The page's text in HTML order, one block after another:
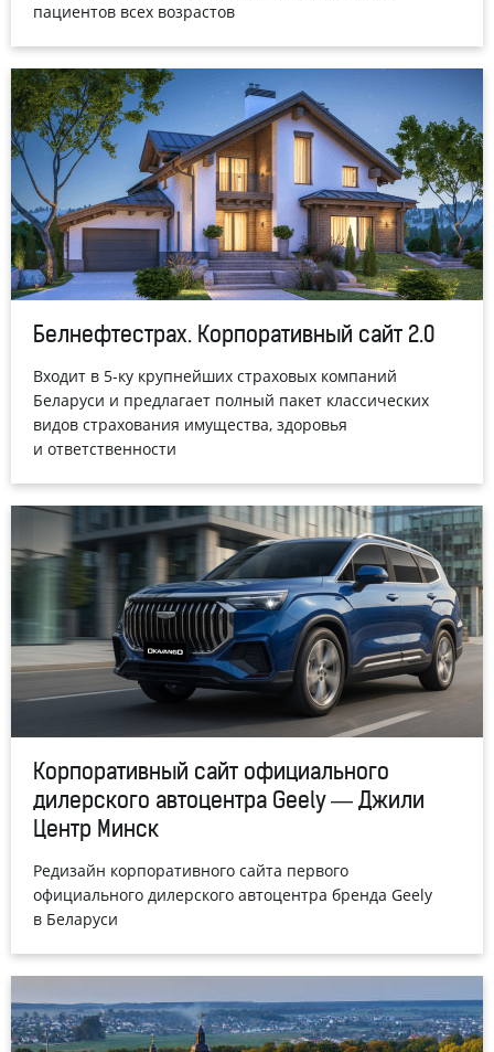
пациентов всех возрастов
Белнефтестрах. Корпоративный сайт 2.0
Входит в 5-ку крупнейших страховых компаний
Беларуси и предлагает полный пакет классических
видов страхования имущества, здоровья
и ответственности
Корпоративный сайт официального
дилерского автоцентра Geely — Джили
Центр Минск
Редизайн корпоративного сайта первого
официального дилерского автоцентра бренда Geely
в Беларуси